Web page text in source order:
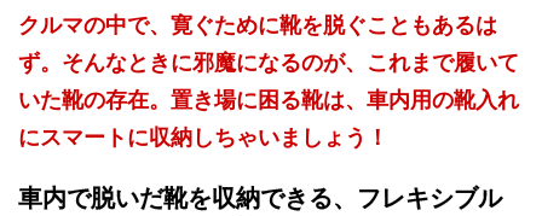
クルマの中で、寛ぐために靴を脱ぐこともあるは
ず。そんなときに邪魔になるのが、これまで履いて
いた靴の存在。置き場に困る靴は、車内用の靴入れ
にスマートに収納しちゃいましょう！
車内で脱いだ靴を収納できる、フレキシブル